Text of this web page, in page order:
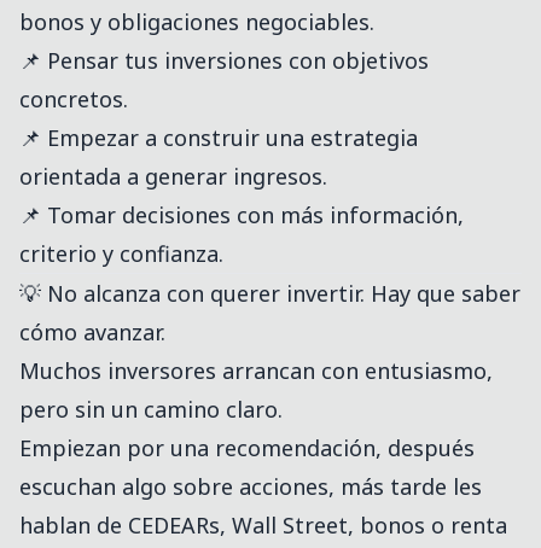
bonos y obligaciones negociables.
📌 Pensar tus inversiones con objetivos
concretos.
📌 Empezar a construir una estrategia
orientada a generar ingresos.
📌 Tomar decisiones con más información,
criterio y confianza.
💡 No alcanza con querer invertir. Hay que saber
cómo avanzar.
Muchos inversores arrancan con entusiasmo,
pero sin un camino claro.
Empiezan por una recomendación, después
escuchan algo sobre acciones, más tarde les
hablan de CEDEARs, Wall Street, bonos o renta